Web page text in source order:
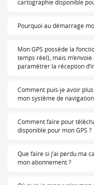
cartographie disponible
Pourquoi au démarrage
Mon GPS possède la
temps réel), mais
paramétrer la réception
Comment puis-je avoir
mon système de
Comment faire pour
disponible pour mon GPS ?
Que faire si j’ai perdu ma
mon abonnement ?